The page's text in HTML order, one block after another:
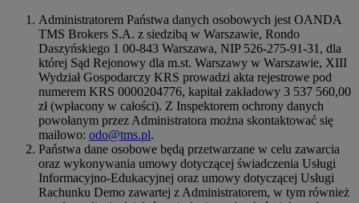
Administratorem Państwa danych osobowych jest OANDA
TMS Brokers S.A. z siedzibą w Warszawie, Rondo
Daszyńskiego 1 00-843 Warszawa, NIP 526-275-91-31, dla
której Sąd Rejonowy dla m.st. Warszawy w Warszawie, XIII
Wydział Gospodarczy KRS prowadzi akta rejestrowe pod
numerem KRS 0000204776, kapitał zakładowy 3 537 560,00
zł (wpłacony w całości). Z Inspektorem ochrony danych
powołanym przez Administratora można skontaktować się
mailowo: odo@tms.pl.
Państwa dane osobowe będą przetwarzane w celu zawarcia
oraz wykonywania umowy dotyczącej świadczenia Usługi
Informacyjno-Edukacyjnej oraz umowy dotyczącej Usługi
Rachunku Demo zawartej z Administratorem, w tym również